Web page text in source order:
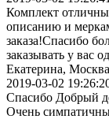
Комплект
описанию и
заказа!Спасибо
заказывать у вас
Екатерина, Москва
2019-03-02
Спасибо Добрый
Очень